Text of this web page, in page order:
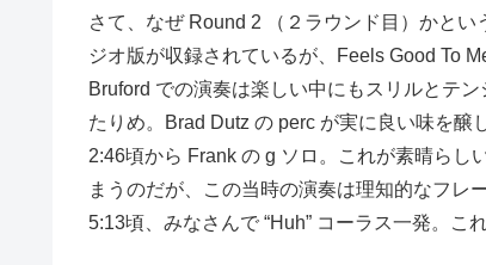
さて、なぜ Round 2 （２ラウンド目）かと
ジオ版が収録されているが、Feels Good To
Bruford での演奏は楽しい中にもスリルとテ
たりめ。Brad Dutz の perc が実に良い味を醸
2:46頃から Frank の g ソロ。これが素晴らし
まうのだが、この当時の演奏は理知的なフレ
5:13頃、みなさんで “Huh” コーラス一発。こ